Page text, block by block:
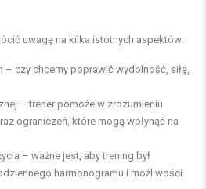
uwagę na kilka istotnych aspektów:
– czy chcemy poprawić wydolność, siłę,
– trener pomoże w zrozumieniu
ograniczeń, które mogą wpłynąć na
– ważne jest, aby trening był
harmonogramu i możliwości